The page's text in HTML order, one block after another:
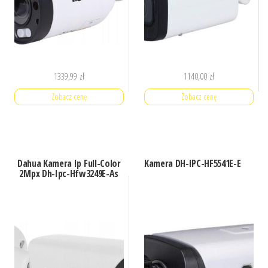
1339,99 zł
Zobacz cenę
1140,00 zł
Zobacz cenę
Dahua Kamera Ip Full-Color
2Mpx Dh-Ipc-Hfw3249E-As
Kamera DH-IPC-HF5541E-E